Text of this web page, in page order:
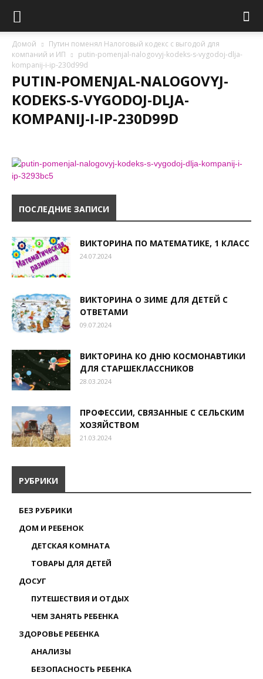
Домой
Путин поменял Налоговый кодекс с выгодой для
компаний и ИП
putin-pomenjal-nalogovyj-kodeks-s-vygodoj-dlja-
kompanij-i-ip-230d99d
PUTIN-POMENJAL-NALOGOVYJ-
KODEKS-S-VYGODOJ-DLJA-
KOMPANIJ-I-IP-230D99D
ПОСЛЕДНИЕ ЗАПИСИ
ВИКТОРИНА ПО МАТЕМАТИКЕ, 1 КЛАСС
24.07.2024
ВИКТОРИНА О ЗИМЕ ДЛЯ ДЕТЕЙ С
ОТВЕТАМИ
09.07.2024
ВИКТОРИНА КО ДНЮ КОСМОНАВТИКИ
ДЛЯ СТАРШЕКЛАССНИКОВ
28.03.2024
ПРОФЕССИИ, СВЯЗАННЫЕ С СЕЛЬСКИМ
ХОЗЯЙСТВОМ
21.03.2024
РУБРИКИ
БЕЗ РУБРИКИ
ДОМ И РЕБЕНОК
ДЕТСКАЯ КОМНАТА
ТОВАРЫ ДЛЯ ДЕТЕЙ
ДОСУГ
ПУТЕШЕСТВИЯ И ОТДЫХ
ЧЕМ ЗАНЯТЬ РЕБЕНКА
ЗДОРОВЬЕ РЕБЕНКА
АНАЛИЗЫ
БЕЗОПАСНОСТЬ РЕБЕНКА